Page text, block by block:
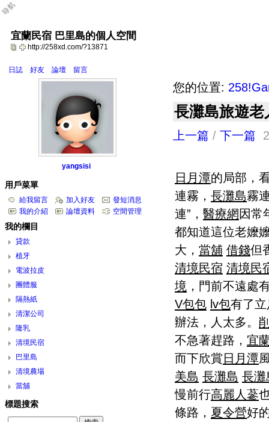
宜蘭民宿 巴里島的個人空間
http://258xd.com/?13871
日誌 好友 論壇 留言
您的位置:
長灘島旅遊
上一篇 / 下一篇
日月潭的局部，
連霧， 長灘島霧
連”， 醫療網因常
都知道這位老嬤
大， 當舖 借錢但
清境民宿 清境民
境，門前不遠處
V包包 lv包有了
辦法，人太多。
不急著趕路， 宜
而下欣賞日月潭
美島 長灘島 長灘
慢前行高麗人蔘
條路， 夏令營好
yangsisi
用戶菜單
給我留言 加入好友
發短消息
我的介紹
論壇資料 空間管理
我的欄目
貸款
植牙
電波拉皮
團體服
隔熱紙
清潔公司
隆乳
清境民宿
巴里島
清境農場
當舖
標題搜索